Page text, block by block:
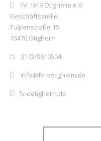
FV 1919 Ötigheim e.V.
Geschäftsstelle
Tulpenstraße 15
76470 Ötigheim
0172/9610504
info@fv-oetigheim.de
fv-oetigheim.de